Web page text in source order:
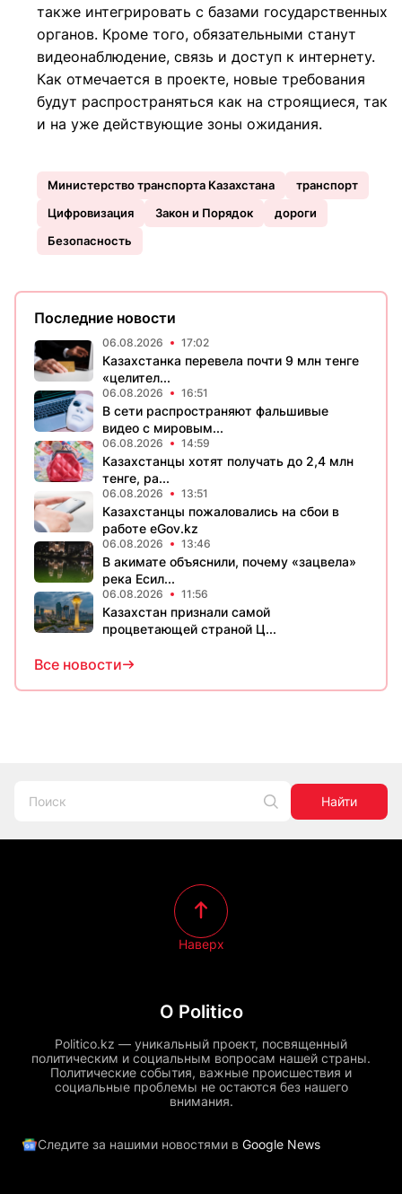
также интегрировать с базами государственных
органов. Кроме того, обязательными станут
видеонаблюдение, связь и доступ к интернету.
Как отмечается в проекте, новые требования
будут распространяться как на строящиеся, так
и на уже действующие зоны ожидания.
Министерство транспорта Казахстана
транспорт
Цифровизация
Закон и Порядок
дороги
Безопасность
Последние новости
06.08.2026 17:02
Казахстанка перевела почти 9 млн тенге
«целител...
06.08.2026 16:51
В сети распространяют фальшивые
видео с мировым...
06.08.2026 14:59
Казахстанцы хотят получать до 2,4 млн
тенге, ра...
06.08.2026 13:51
Казахстанцы пожаловались на сбои в
работе eGov.kz
06.08.2026 13:46
В акимате объяснили, почему «зацвела»
река Есил...
06.08.2026 11:56
Казахстан признали самой
процветающей страной Ц...
Все новости
Найти
О Politico
Politico.kz — уникальный проект, посвященный
политическим и социальным вопросам нашей страны.
Политические события, важные происшествия и
социальные проблемы не остаются без нашего
внимания.
Следите за нашими новостями в Google News
Наверх